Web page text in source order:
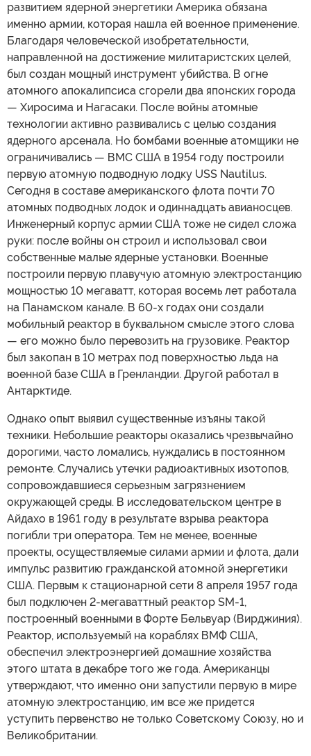
развитием ядерной энергетики Америка обязана
именно армии, которая нашла ей военное применение.
Благодаря человеческой изобретательности,
направленной на достижение милитаристских целей,
был создан мощный инструмент убийства. В огне
атомного апокалипсиса сгорели два японских города
— Хиросима и Нагасаки. После войны атомные
технологии активно развивались с целью создания
ядерного арсенала. Но бомбами военные атомщики не
ограничивались — ВМС США в 1954 году построили
первую атомную подводную лодку USS Nautilus.
Сегодня в составе американского флота почти 70
атомных подводных лодок и одиннадцать авианосцев.
Инженерный корпус армии США тоже не сидел сложа
руки: после войны он строил и использовал свои
собственные малые ядерные установки. Военные
построили первую плавучую атомную электростанцию
мощностью 10 мегаватт, которая восемь лет работала
на Панамском канале. В 60-х годах они создали
мобильный реактор в буквальном смысле этого слова
— его можно было перевозить на грузовике. Реактор
был закопан в 10 метрах под поверхностью льда на
военной базе США в Гренландии. Другой работал в
Антарктиде.
Однако опыт выявил существенные изъяны такой
техники. Небольшие реакторы оказались чрезвычайно
дорогими, часто ломались, нуждались в постоянном
ремонте. Случались утечки радиоактивных изотопов,
сопровождавшиеся серьезным загрязнением
окружающей среды. В исследовательском центре в
Айдахо в 1961 году в результате взрыва реактора
погибли три оператора. Тем не менее, военные
проекты, осуществляемые силами армии и флота, дали
импульс развитию гражданской атомной энергетики
США. Первым к стационарной сети 8 апреля 1957 года
был подключен 2-мегаваттный реактор SM-1,
построенный военными в Форте Бельвуар (Вирджиния).
Реактор, используемый на кораблях ВМФ США,
обеспечил электроэнергией домашние хозяйства
этого штата в декабре того же года. Американцы
утверждают, что именно они запустили первую в мире
атомную электростанцию, им все же придется
уступить первенство не только Советскому Союзу, но и
Великобритании.